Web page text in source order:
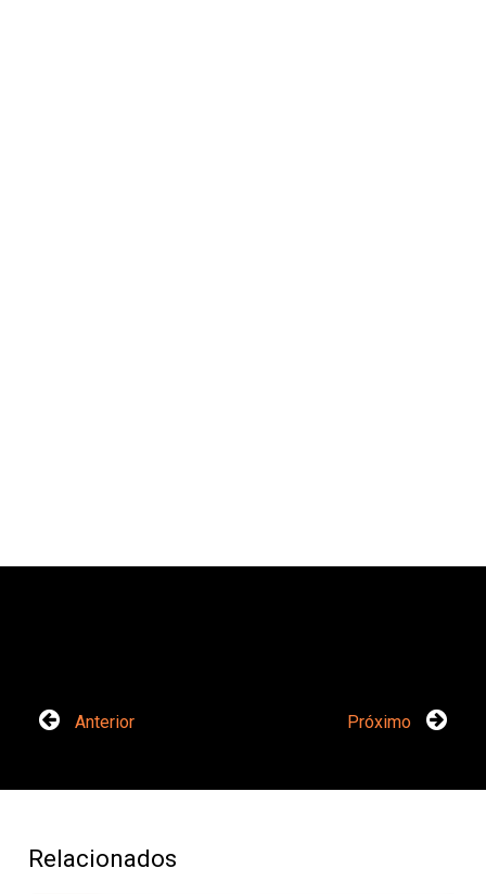
Anterior Próximo
Relacionados